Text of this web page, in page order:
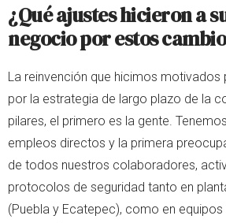
¿Qué ajustes hicieron a
negocio por estos
La reinvención que hicimos
por la estrategia de largo plazo de la
pilares, el primero es la gente.
empleos directos y la primera
de todos nuestros colaboradores,
protocolos de seguridad tanto en
(Puebla y Ecatepec), como en